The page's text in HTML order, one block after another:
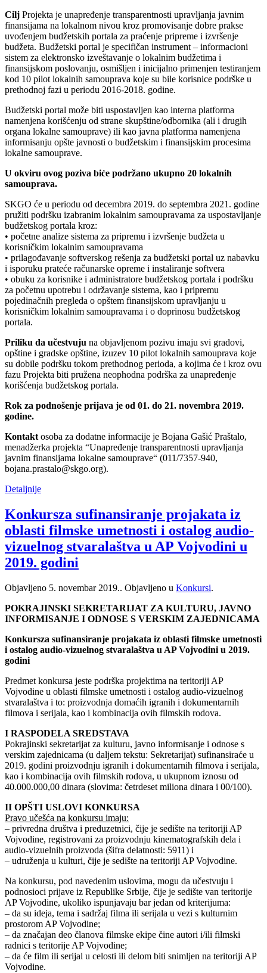
Cilj Projekta je unapređenje transparentnosti upravljanja javnim
finansijama na lokalnom nivou kroz promovisanje dobre prakse
uvođenjem budžetskih portala za praćenje pripreme i izvršenje
budžeta. Budžetski portal je specifičan instrument – informacioni
sistem za elektronsko izveštavanje o lokalnim budžetima i
finansijskom poslovanju, osmišljen i inicijalno primenjen testiranjem
kod 10 pilot lokalnih samouprava koje su bile korisnice podrške u
prethodnoj fazi u periodu 2016-2018. godine.
Budžetski portal može biti uspostavljen kao interna platforma
namenjena korišćenju od strane skupštine/odbornika (ali i drugih
organa lokalne samouprave) ili kao javna platforma namenjena
informisanju opšte javnosti o budžetskim i finansijskim procesima
lokalne samouprave.
U okviru ovog poziva biće podržano ukupno 20 lokalnih
samouprava.
SKGO će u periodu od decembra 2019. do septembra 2021. godine
pružiti podršku izabranim lokalnim samoupravama za uspostavljanje
budžetskog portala kroz:
• početne analize sistema za pripremu i izvršenje budžeta u
korisničkim lokalnim samoupravama
• prilagođavanje softverskog rešenja za budžetski portal uz nabavku
i isporuku prateće računarske opreme i instaliranje softvera
• obuku za korisnike i administratore budžetskog portala i podršku
za početnu upotrebu i održavanje sistema, kao i pripremu
pojedinačnih pregleda o opštem finansijskom upravljanju u
korisničkim lokalnim samoupravama i o doprinosu budžetskog
portala.
Priliku da učestvuju na objavljenom pozivu imaju svi gradovi,
opštine i gradske opštine, izuzev 10 pilot lokalnih samouprava koje
su dobile podršku tokom prethodnog perioda, a kojima će i kroz ovu
fazu Projekta biti pružena neophodna podrška za unapređenje
korišćenja budžetskog portala.
Rok za podnošenje prijava je od 01. do 21. novembra 2019.
godine.
Kontakt osoba za dodatne informacije je Bojana Gašić Praštalo,
menadžerka projekta “Unapređenje transparentnosti upravljanja
javnim finansijama lokalne samouprave“ (011/7357-940,
bojana.prastalo@skgo.org).
Detaljnije
Konkursza sufinansiranje projakata iz
oblasti filmske umetnosti i ostalog audio-
vizuelnog stvaralaštva u AP Vojvodini u
2019. godini
Objavljeno 5. novembar 2019.. Objavljeno u Konkursi.
POKRAJINSKI SEKRETARIJAT ZA KULTURU, JAVNO
INFORMISANJE I ODNOSE S VERSKIM ZAJEDNICAMA
Konkursza sufinansiranje projakata iz oblasti filmske umetnosti
i ostalog audio-vizuelnog stvaralaštva u AP Vojvodini u 2019.
godini
Predmet konkursa jeste podrška projektima na teritoriji AP
Vojvodine u oblasti filmske umetnosti i ostalog audio-vizuelnog
stvaralaštva i to: proizvodnja domaćih igranih i dokumentarnih
filmova i serijala, kao i kombinacija ovih filmskih rodova.
I RASPODELA SREDSTAVA
Pokrajinski sekretarijat za kulturu, javno informisanje i odnose s
verskim zajednicama (u daljem tekstu: Sekretarijat) sufinansiraće u
2019. godini proizvodnju igranih i dokumentarnih filmova i serijala,
kao i kombinacija ovih filmskih rodova, u ukupnom iznosu od
40.000.000,00 dinara (slovima: četrdeset miliona dinara i 00/100).
II OPŠTI USLOVI KONKURSA
Pravo učešća na konkursu imaju:
– privredna društva i preduzetnici, čije je sedište na teritoriji AP
Vojvodine, registrovani za proizvodnju kinematografskih dela i
audio-vizuelnih proizvoda (šifra delatnosti: 5911) i
– udruženja u kulturi, čije je sedište na teritoriji AP Vojvodine.
Na konkursu, pod navedenim uslovima, mogu da učestvuju i
podnosioci prijave iz Republike Srbije, čije je sedište van teritorije
AP Vojvodine, ukoliko ispunjavaju bar jedan od kriterijuma:
– da su ideja, tema i sadržaj filma ili serijala u vezi s kulturnim
prostorom AP Vojvodine;
– da značajan deo članova filmske ekipe čine autori i/ili filmski
radnici s teritorije AP Vojvodine;
– da će film ili serijal u celosti ili delom biti snimljen na teritoriji AP
Vojvodine.